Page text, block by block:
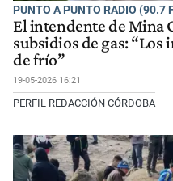
PUNTO A PUNTO RADIO (90.7
El intendente de Mina
subsidios de gas: “Los
de frío”
19-05-2026 16:21
PERFIL REDACCIÓN CÓRDOBA